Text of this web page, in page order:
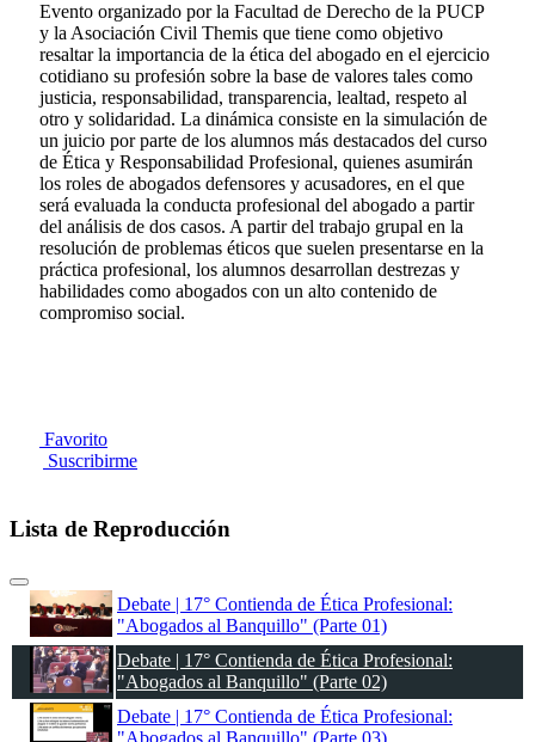
Evento organizado por la Facultad de Derecho de la PUCP
y la Asociación Civil Themis que tiene como objetivo
resaltar la importancia de la ética del abogado en el ejercicio
cotidiano su profesión sobre la base de valores tales como
justicia, responsabilidad, transparencia, lealtad, respeto al
otro y solidaridad. La dinámica consiste en la simulación de
un juicio por parte de los alumnos más destacados del curso
de Ética y Responsabilidad Profesional, quienes asumirán
los roles de abogados defensores y acusadores, en el que
será evaluada la conducta profesional del abogado a partir
del análisis de dos casos. A partir del trabajo grupal en la
resolución de problemas éticos que suelen presentarse en la
práctica profesional, los alumnos desarrollan destrezas y
habilidades como abogados con un alto contenido de
compromiso social.
Favorito
Suscribirme
Lista de Reproducción
Debate | 17° Contienda de Ética Profesional:
"Abogados al Banquillo" (Parte 01)
Debate | 17° Contienda de Ética Profesional:
"Abogados al Banquillo" (Parte 02)
Debate | 17° Contienda de Ética Profesional:
"Abogados al Banquillo" (Parte 03)